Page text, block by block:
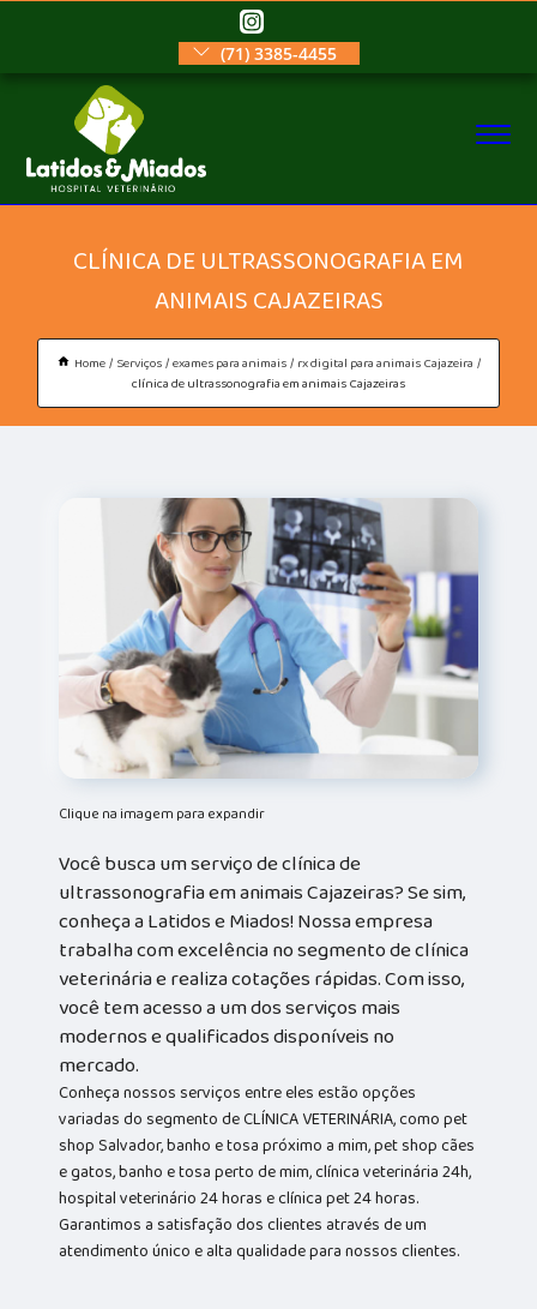
(71) 3385-4455
CLÍNICA DE ULTRASSONOGRAFIA EM
ANIMAIS CAJAZEIRAS
Home Serviços exames para animais rx digital para animais Cajazeira
clínica de ultrassonografia em animais Cajazeiras
Clique na imagem para expandir
Você busca um serviço de clínica de
ultrassonografia em animais Cajazeiras? Se sim,
conheça a Latidos e Miados! Nossa empresa
trabalha com excelência no segmento de clínica
veterinária e realiza cotações rápidas. Com isso,
você tem acesso a um dos serviços mais
modernos e qualificados disponíveis no
mercado.
Conheça nossos serviços entre eles estão opções
variadas do segmento de CLÍNICA VETERINÁRIA, como pet
shop Salvador, banho e tosa próximo a mim, pet shop cães
e gatos, banho e tosa perto de mim, clínica veterinária 24h,
hospital veterinário 24 horas e clínica pet 24 horas.
Garantimos a satisfação dos clientes através de um
atendimento único e alta qualidade para nossos clientes.